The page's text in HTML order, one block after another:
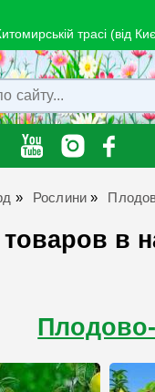
трасі (від
» Рослини »
в